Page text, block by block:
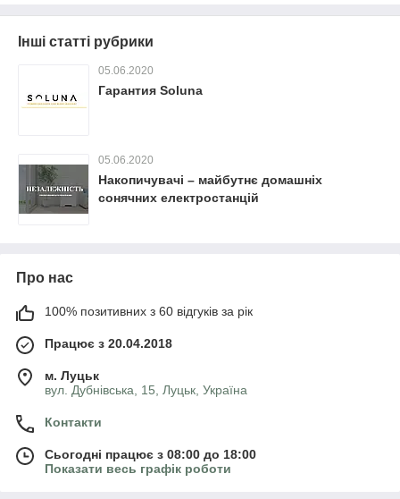
Інші статті рубрики
05.06.2020
Гарантия Soluna
05.06.2020
Накопичувачі – майбутнє домашніх
сонячних електростанцій
Про нас
100% позитивних з 60 відгуків за рік
Працює з 20.04.2018
м. Луцьк
вул. Дубнівська, 15, Луцьк, Україна
Контакти
Сьогодні працює з 08:00 до 18:00
Показати весь графік роботи